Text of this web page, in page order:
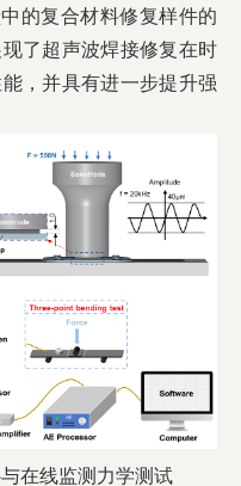
的复合材料修复样件的
了超声波焊接修复在时
，并具有进一步提升强
在线监测力学测试